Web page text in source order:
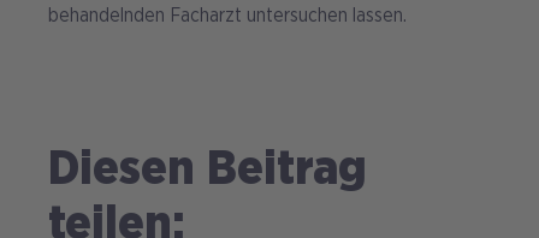
behandelnden Facharzt untersuchen lassen.
Diesen Beitrag
teilen: